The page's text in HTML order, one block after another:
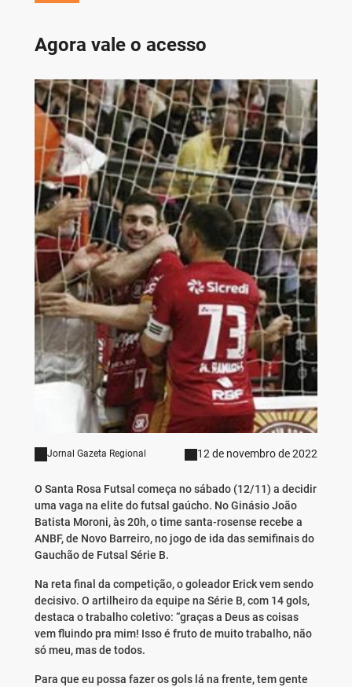
Agora vale o acesso
Jornal Gazeta Regional 12 de novembro de 2022
O Santa Rosa Futsal começa no sábado (12/11) a decidir
uma vaga na elite do futsal gaúcho. No Ginásio João
Batista Moroni, às 20h, o time santa-rosense recebe a
ANBF, de Novo Barreiro, no jogo de ida das semifinais do
Gauchão de Futsal Série B.
Na reta final da competição, o goleador Erick vem sendo
decisivo. O artilheiro da equipe na Série B, com 14 gols,
destaca o trabalho coletivo: “graças a Deus as coisas
vem fluindo pra mim! Isso é fruto de muito trabalho, não
só meu, mas de todos.
Para que eu possa fazer os gols lá na frente, tem gente